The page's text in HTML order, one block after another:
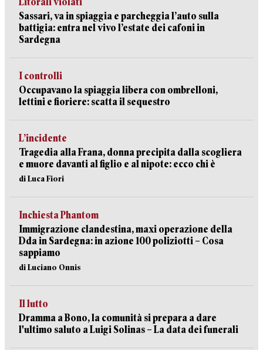
Sassari, va in spiaggia e parcheggia l’auto sulla
battigia: entra nel vivo l’estate dei cafoni in
Sardegna
I controlli
Occupavano la spiaggia libera con ombrelloni,
lettini e fioriere: scatta il sequestro
L’incidente
Tragedia alla Frana, donna precipita dalla scogliera
e muore davanti al figlio e al nipote: ecco chi è
di Luca Fiori
Inchiesta Phantom
Immigrazione clandestina, maxi operazione della
Dda in Sardegna: in azione 100 poliziotti – Cosa
sappiamo
di Luciano Onnis
Il lutto
Dramma a Bono, la comunità si prepara a dare
l'ultimo saluto a Luigi Solinas – La data dei funerali